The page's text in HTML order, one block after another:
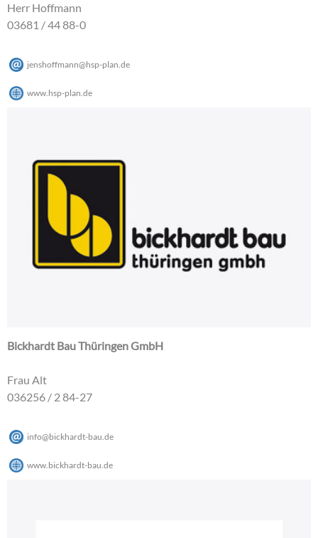
Herr Hoffmann
03681 / 44 88-0
jenshoffmann@hsp-plan.de
www.hsp-plan.de
Bickhardt Bau Thüringen GmbH
Frau Alt
036256 / 2 84-27
info@bickhardt-bau.de
www.bickhardt-bau.de